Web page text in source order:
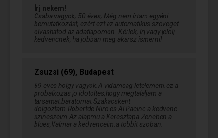
Írj nekem!
Csaba vagyok, 50 éves, Még nem írtam egyéni
bemutatkozást, ezért ezt az automatikus szöveget
olvashatod az adatlapomon. Kérlek, írj vagy jelölj
kedvencnek, ha jobban meg akarsz ismerni!
Zsuzsi (69), Budapest
69 eves holgy vagyok.A vidamsag letelemem.ez a
probalkozas jo idotoltes,hogy megtalaljam a
tarsamat,baratomat.Szakacskent
dolgoztam.Robertde Niro es Al Pacino a kedvenc
szineszeim.Az alapmu a Keresztapa.Zeneben a
blues,Valmar a kedvenceim.a tobbit szoban.